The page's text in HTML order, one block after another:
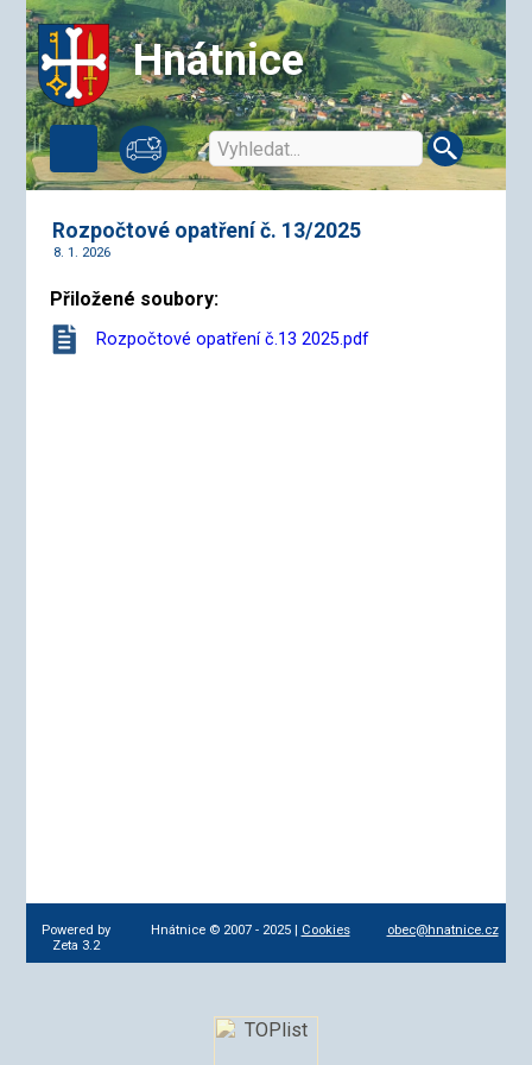
Hnátnice
Rozpočtové opatření č. 13/2025
8. 1. 2026
Přiložené soubory:
Rozpočtové opatření č.13 2025.pdf
Powered by
Zeta 3.2
Hnátnice © 2007 - 2025 | Cookies obec@hnatnice.cz